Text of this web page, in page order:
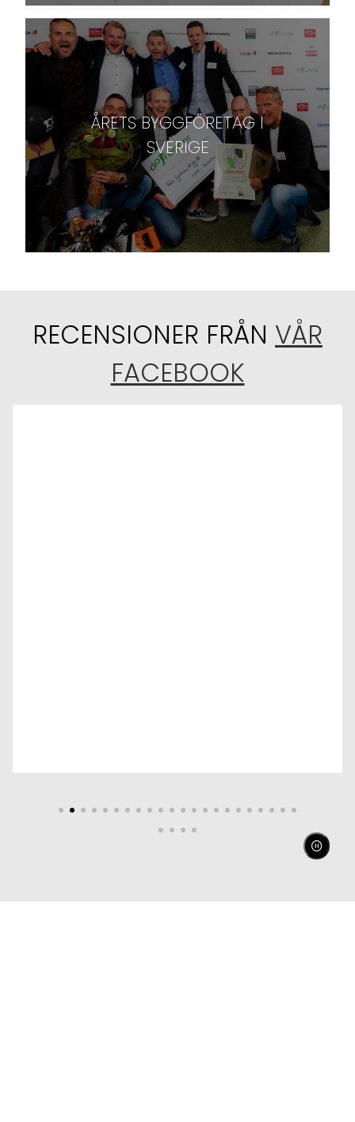
ÅRETS BYGGFÖRETAG I
SVERIGE
RECENSIONER FRÅN VÅR
FACEBOOK